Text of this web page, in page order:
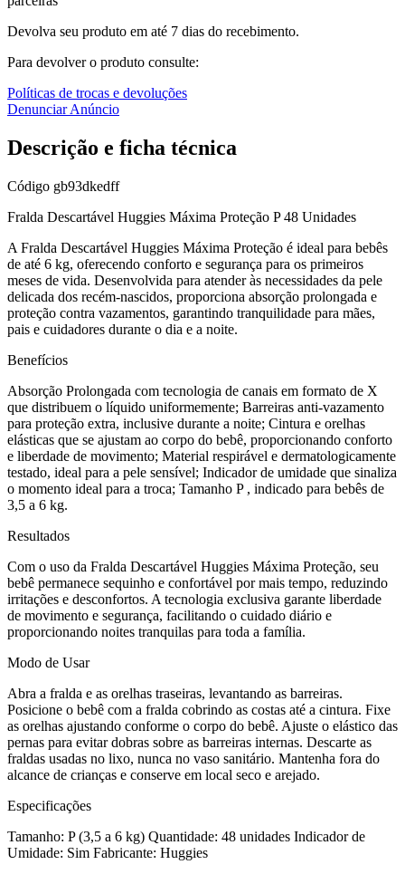
Devolva seu produto em até 7 dias do recebimento.
Para devolver o produto consulte:
Políticas de trocas e devoluções
Denunciar Anúncio
Descrição e ficha técnica
Código gb93dkedff
Fralda Descartável Huggies Máxima Proteção P 48 Unidades
A Fralda Descartável Huggies Máxima Proteção é ideal para bebês
de até 6 kg, oferecendo conforto e segurança para os primeiros
meses de vida. Desenvolvida para atender às necessidades da pele
delicada dos recém-nascidos, proporciona absorção prolongada e
proteção contra vazamentos, garantindo tranquilidade para mães,
pais e cuidadores durante o dia e a noite.
Benefícios
Absorção Prolongada com tecnologia de canais em formato de X
que distribuem o líquido uniformemente; Barreiras anti-vazamento
para proteção extra, inclusive durante a noite; Cintura e orelhas
elásticas que se ajustam ao corpo do bebê, proporcionando conforto
e liberdade de movimento; Material respirável e dermatologicamente
testado, ideal para a pele sensível; Indicador de umidade que sinaliza
o momento ideal para a troca; Tamanho P , indicado para bebês de
3,5 a 6 kg.
Resultados
Com o uso da Fralda Descartável Huggies Máxima Proteção, seu
bebê permanece sequinho e confortável por mais tempo, reduzindo
irritações e desconfortos. A tecnologia exclusiva garante liberdade
de movimento e segurança, facilitando o cuidado diário e
proporcionando noites tranquilas para toda a família.
Modo de Usar
Abra a fralda e as orelhas traseiras, levantando as barreiras.
Posicione o bebê com a fralda cobrindo as costas até a cintura. Fixe
as orelhas ajustando conforme o corpo do bebê. Ajuste o elástico das
pernas para evitar dobras sobre as barreiras internas. Descarte as
fraldas usadas no lixo, nunca no vaso sanitário. Mantenha fora do
alcance de crianças e conserve em local seco e arejado.
Especificações
Tamanho: P (3,5 a 6 kg) Quantidade: 48 unidades Indicador de
Umidade: Sim Fabricante: Huggies